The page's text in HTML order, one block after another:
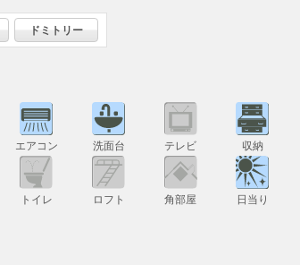
ドミトリー
エアコン 洗面台 テレビ 収納
トイレ ロフト 角部屋 日当り